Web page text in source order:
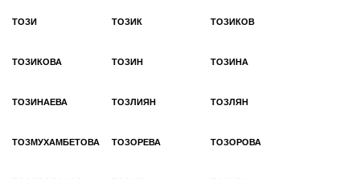
ТОЗИ ТОЗИК ТОЗИКОВ
ТОЗИКОВА ТОЗИН ТОЗИНА
ТОЗИНАЕВА ТОЗЛИЯН ТОЗЛЯН
ТОЗМУХАМБЕТОВА ТОЗОРЕВА ТОЗОРОВА